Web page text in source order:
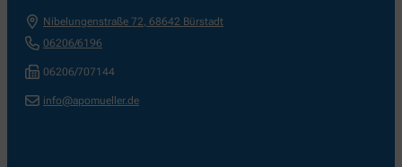
Nibelungenstraße 72, 68642 Bürstadt
06206/6196
06206/707144
info@apomueller.de